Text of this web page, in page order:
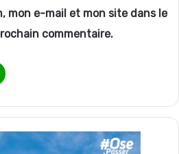
mon e-mail et mon site dans le
commentaire.